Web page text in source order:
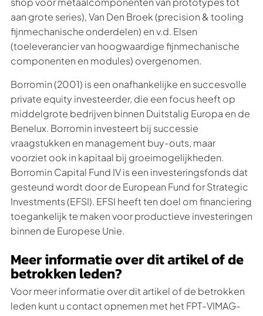
aan grote series), Van Den Broek (precision & tooling
fijnmechanische onderdelen) en v.d. Elsen
(toeleverancier van hoogwaardige fijnmechanische
componenten en modules) overgenomen.
Borromin (2001) is een onafhankelijke en succesvolle
private equity investeerder, die een focus heeft op
middelgrote bedrijven binnen Duitstalig Europa en de
Benelux. Borromin investeert bij successie
vraagstukken en management buy-outs, maar
voorziet ook in kapitaal bij groeimogelijkheden.
Borromin Capital Fund IV is een investeringsfonds dat
gesteund wordt door de European Fund for Strategic
Investments (EFSI). EFSI heeft ten doel om financiering
toegankelijk te maken voor productieve investeringen
binnen de Europese Unie.
Meer informatie over dit artikel of de
betrokken leden?
Voor meer informatie over dit artikel of de betrokken
leden kunt u contact opnemen met het FPT-VIMAG-